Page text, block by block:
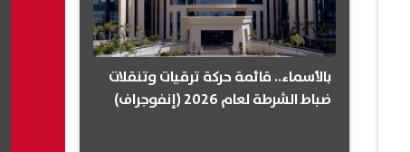
بالأسماء.. قائمة حركة ترقيات وتنقلات
ضباط الشرطة لعام 2026 (إنفوجراف)